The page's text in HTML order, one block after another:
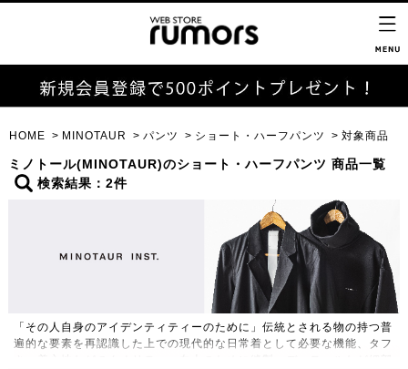
HOME MINOTAUR パンツ ショート・ハーフパンツ 対象商品
ミノトール(MINOTAUR)のショート・ハーフパンツ 商品一覧
検索結果：2件
「その人自身のアイデンティティーのために」伝統とされる物の持つ普
遍的な要素を再認識した上での現代的な日常着として必要な機能、タフ